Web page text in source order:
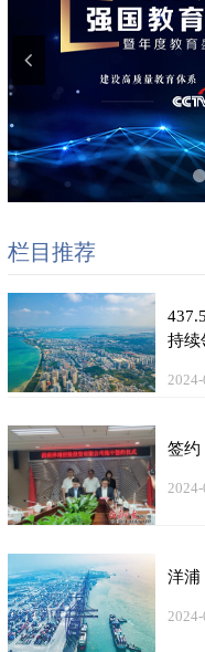
栏目推荐
持续
2024-
签约
洋浦